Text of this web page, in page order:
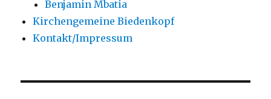
Benjamin Mbatia
Kirchengemeine Biedenkopf
Kontakt/Impressum